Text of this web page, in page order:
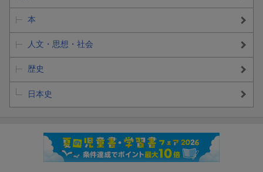
本
人文・思想・社会
歴史
日本史